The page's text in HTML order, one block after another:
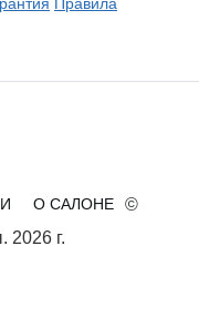
Правила
О САЛОНЕ
©
2026 г.